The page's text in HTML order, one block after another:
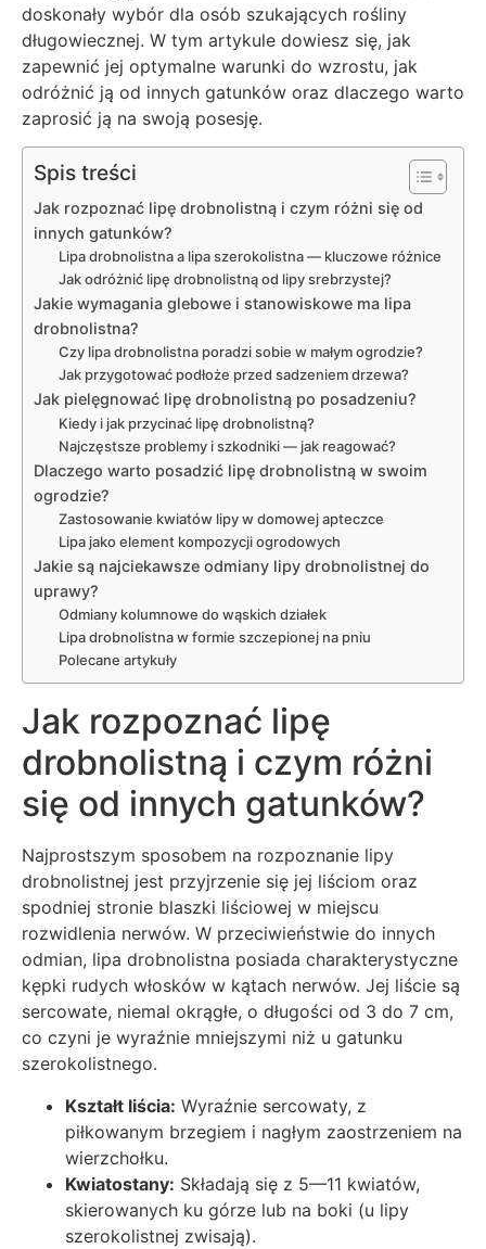
doskonały wybór dla osób szukających rośliny
długowiecznej. W tym artykule dowiesz się, jak
zapewnić jej optymalne warunki do wzrostu, jak
odróżnić ją od innych gatunków oraz dlaczego warto
zaprosić ją na swoją posesję.
Spis treści
Jak rozpoznać lipę drobnolistną i czym różni się od
innych gatunków?
Lipa drobnolistna a lipa szerokolistna — kluczowe różnice
Jak odróżnić lipę drobnolistną od lipy srebrzystej?
Jakie wymagania glebowe i stanowiskowe ma lipa
drobnolistna?
Czy lipa drobnolistna poradzi sobie w małym ogrodzie?
Jak przygotować podłoże przed sadzeniem drzewa?
Jak pielęgnować lipę drobnolistną po posadzeniu?
Kiedy i jak przycinać lipę drobnolistną?
Najczęstsze problemy i szkodniki — jak reagować?
Dlaczego warto posadzić lipę drobnolistną w swoim
ogrodzie?
Zastosowanie kwiatów lipy w domowej apteczce
Lipa jako element kompozycji ogrodowych
Jakie są najciekawsze odmiany lipy drobnolistnej do
uprawy?
Odmiany kolumnowe do wąskich działek
Lipa drobnolistna w formie szczepionej na pniu
Polecane artykuły
Jak rozpoznać lipę
drobnolistną i czym różni
się od innych gatunków?
Najprostszym sposobem na rozpoznanie lipy
drobnolistnej jest przyjrzenie się jej liściom oraz
spodniej stronie blaszki liściowej w miejscu
rozwidlenia nerwów. W przeciwieństwie do innych
odmian, lipa drobnolistna posiada charakterystyczne
kępki rudych włosków w kątach nerwów. Jej liście są
sercowate, niemal okrągłe, o długości od 3 do 7 cm,
co czyni je wyraźnie mniejszymi niż u gatunku
szerokolistnego.
Kształt liścia: Wyraźnie sercowaty, z
piłkowanym brzegiem i nagłym zaostrzeniem na
wierzchołku.
Kwiatostany: Składają się z 5—11 kwiatów,
skierowanych ku górze lub na boki (u lipy
szerokolistnej zwisają).